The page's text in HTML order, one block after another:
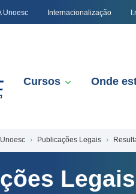
Unoesc Internacionalização
Cursos Onde
Publicações Legais
Legais